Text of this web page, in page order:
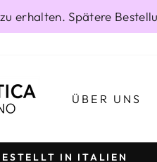
erhalten. Spätere
ÜBER UNS
IN ITALIEN